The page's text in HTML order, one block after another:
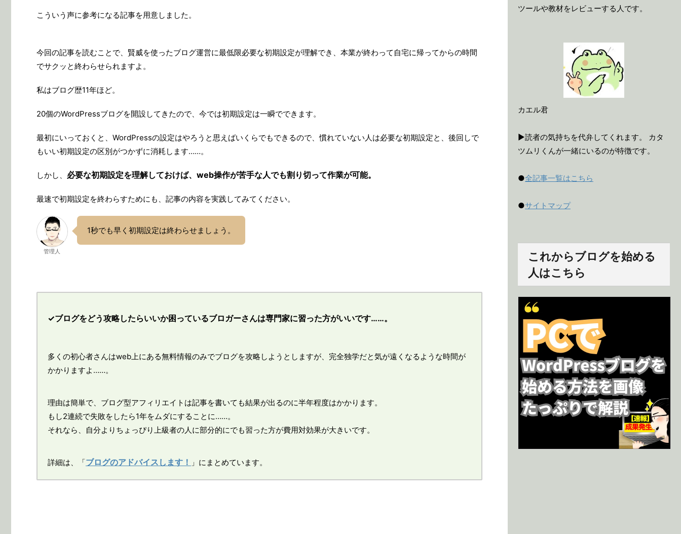
こういう声に参考になる記事を用意しました。
今回の記事を読むことで、賢威を使ったブログ運営に最低限必要な初期設定が理解でき、本業が終わって自宅に帰ってからの時間
でサクッと終わらせられますよ。
私はブログ歴11年ほど。
20個のWordPressブログを開設してきたので、今では初期設定は一瞬でできます。
最初にいっておくと、WordPressの設定はやろうと思えばいくらでもできるので、慣れていない人は必要な初期設定と、後回しで
もいい初期設定の区別がつかずに消耗します……。
しかし、 必要な初期設定を理解しておけば、web操作が苦手な人でも割り切って作業が可能。
最速で初期設定を終わらすためにも、記事の内容を実践してみてください。
管理人
1秒でも早く初期設定は終わらせましょう。
✓ブログをどう攻略したらいいか困っているブロガーさんは専門家に習った方がいいです……。
多くの初心者さんはweb上にある無料情報のみでブログを攻略しようとしますが、完全独学だと気が遠くなるような時間が
かかりますよ……。
理由は簡単で、ブログ型アフィリエイトは記事を書いても結果が出るのに半年程度はかかります。
もし2連続で失敗をしたら1年をムダにすることに……。
それなら、自分よりちょっぴり上級者の人に部分的にでも習った方が費用対効果が大きいです。
詳細は、「ブログのアドバイスします！ 」にまとめています。
ツールや教材をレビューする人です。
カエル君
▶読者の気持ちを代弁してくれます。 カタ
ツムリくんが一緒にいるのが特徴です。
●全記事一覧はこちら
●サイトマップ
これからブログを始める
人はこちら